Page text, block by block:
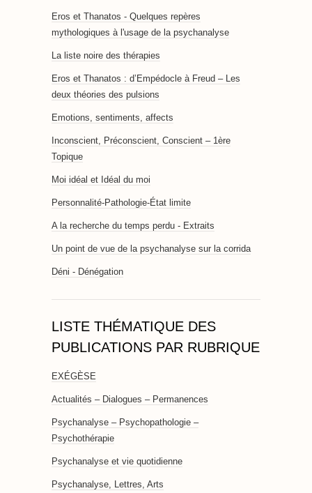
Eros et Thanatos - Quelques repères
mythologiques à l'usage de la psychanalyse
La liste noire des thérapies
Eros et Thanatos : d’Empédocle à Freud – Les
deux théories des pulsions
Emotions, sentiments, affects
Inconscient, Préconscient, Conscient – 1ère
Topique
Moi idéal et Idéal du moi
Personnalité-Pathologie-État limite
A la recherche du temps perdu - Extraits
Un point de vue de la psychanalyse sur la corrida
Déni - Dénégation
LISTE THÉMATIQUE DES
PUBLICATIONS PAR RUBRIQUE
EXÉGÈSE
Actualités – Dialogues – Permanences
Psychanalyse – Psychopathologie –
Psychothérapie
Psychanalyse et vie quotidienne
Psychanalyse, Lettres, Arts